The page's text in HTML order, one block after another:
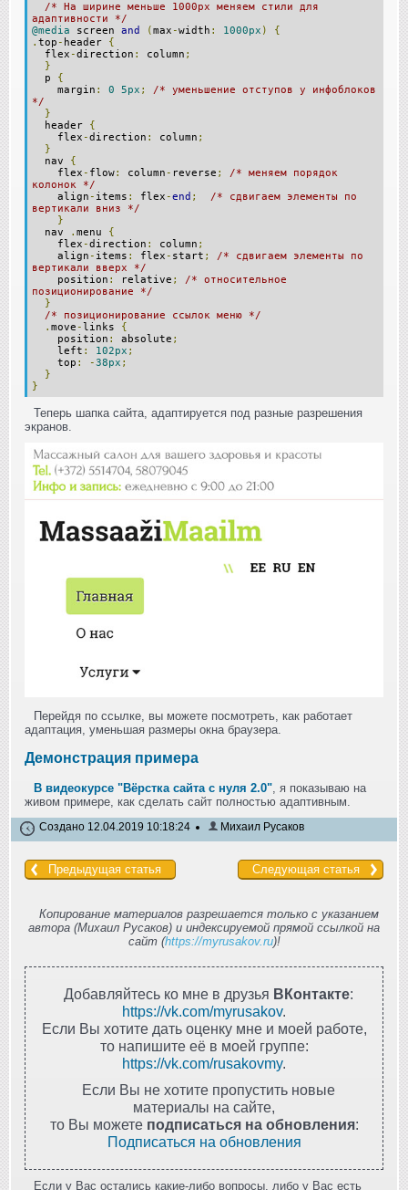
/* На ширине меньше 1000px меняем стили для
адаптивности */
@media screen and ( max -width : 1000px )
{
. top - header {
flex -direction : column ;
}
p {
margin : 0 5px ;
/* уменьшение отступов у инфоблоков
*/
}
header {
flex -direction : column ;
}
nav {
flex - flow: column - reverse ;
/* меняем порядок
колонок */
align - items : flex -end ;
/* сдвигаем элементы по
вертикали вниз */
}
nav
. menu {
flex -direction : column ;
align - items : flex - start ;
/* сдвигаем элементы по
вертикали вверх */
position : relative ;
/* относительное
позиционирование */
}
/* позиционирование ссылок меню */
. move - links {
position : absolute ;
left : 102px ;
top : -38px ;
}
}
Теперь шапка сайта, адаптируется под разные разрешения
экранов.
Перейдя по ссылке, вы можете посмотреть, как работает
адаптация, уменьшая размеры окна браузера.
Демонстрация примера
В видеокурсе "Вёрстка сайта с нуля 2.0", я показываю на
живом примере, как сделать сайт полностью адаптивным.
Создано 12.04.2019 10:18:24 Михаил Русаков
Предыдущая статья Следующая статья
Копирование материалов разрешается только с указанием
автора (Михаил Русаков) и индексируемой прямой ссылкой на
сайт (https://myrusakov.ru)!
Добавляйтесь ко мне в друзья ВКонтакте:
https://vk.com/myrusakov.
Если Вы хотите дать оценку мне и моей работе,
то напишите её в моей группе:
https://vk.com/rusakovmy.
Если Вы не хотите пропустить новые
материалы на сайте,
то Вы можете подписаться на обновления:
Подписаться на обновления
Если у Вас остались какие-либо вопросы, либо у Вас есть